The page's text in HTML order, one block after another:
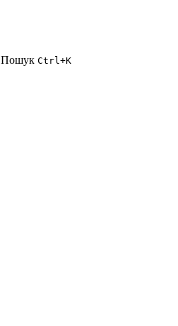
Пошук Ctrl+K